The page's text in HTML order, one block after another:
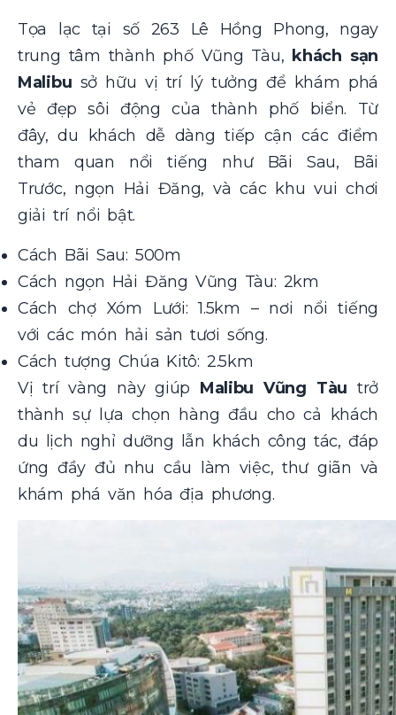
Tọa lạc tại số 263 Lê Hồng Phong, ngay
trung tâm thành phố Vũng Tàu, khách sạn
Malibu sở hữu vị trí lý tưởng để khám phá
vẻ đẹp sôi động của thành phố biển. Từ
đây, du khách dễ dàng tiếp cận các điểm
tham quan nổi tiếng như Bãi Sau, Bãi
Trước, ngọn Hải Đăng, và các khu vui chơi
giải trí nổi bật.
Cách Bãi Sau: 500m
Cách ngọn Hải Đăng Vũng Tàu: 2km
Cách chợ Xóm Lưới: 1.5km – nơi nổi tiếng
với các món hải sản tươi sống.
Cách tượng Chúa Kitô: 2.5km
Vị trí vàng này giúp Malibu Vũng Tàu trở
thành sự lựa chọn hàng đầu cho cả khách
du lịch nghỉ dưỡng lẫn khách công tác, đáp
ứng đầy đủ nhu cầu làm việc, thư giãn và
khám phá văn hóa địa phương.